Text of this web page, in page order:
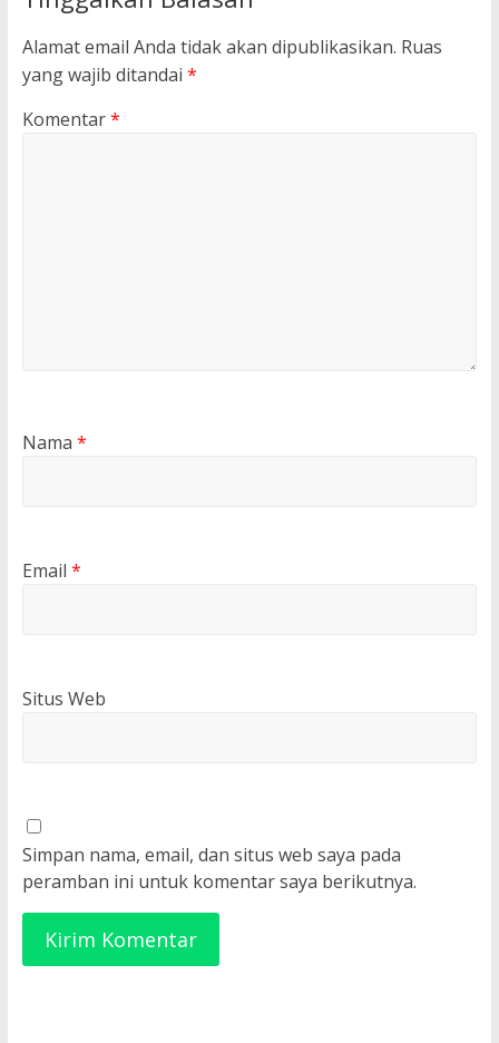
Alamat email Anda tidak akan dipublikasikan. Ruas
yang wajib ditandai *
Komentar*
Nama *
Email *
Situs Web
Simpan nama, email, dan situs web saya pada
peramban ini untuk komentar saya berikutnya.